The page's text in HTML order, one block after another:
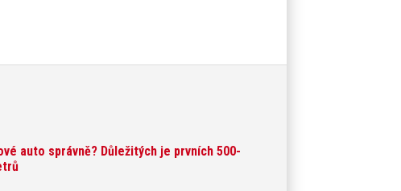
auto správně? Důležitých je prvních 500-